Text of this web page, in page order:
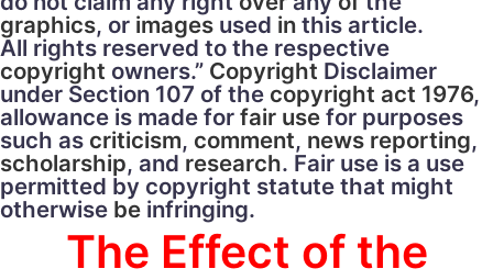
graphics, or images used in this article.
All rights reserved to the respective
copyright owners.” Copyright Disclaimer
under Section 107 of the copyright act 1976,
allowance is made for fair use for purposes
such as criticism, comment, news reporting,
scholarship, and research. Fair use is a use
permitted by copyright statute that might
otherwise be infringing.
The Effect of the